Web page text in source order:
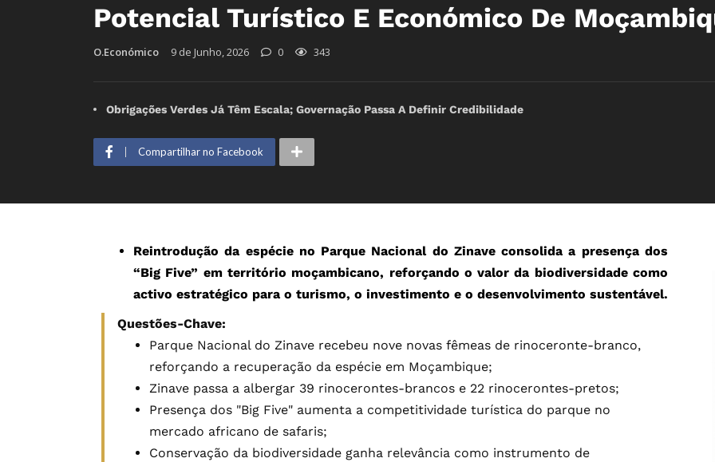
Potencial Turístico E Económico De
O.Económico 9 de Junho, 2026 0 343
Obrigações Verdes Já Têm Escala; Governação Passa A Definir Credibilidade
Compartilhar no Facebook
Reintrodução da espécie no Parque Nacional do Zinave consolida a presença dos
“Big Five” em território moçambicano, reforçando o valor da biodiversidade como
activo estratégico para o turismo, o investimento e o desenvolvimento sustentável.
Questões-Chave:
Parque Nacional do Zinave recebeu nove novas fêmeas de rinoceronte-branco,
reforçando a recuperação da espécie em Moçambique;
Zinave passa a albergar 39 rinocerontes-brancos e 22 rinocerontes-pretos;
Presença dos "Big Five" aumenta a competitividade turística do parque no
mercado africano de safaris;
Conservação da biodiversidade ganha relevância como instrumento de